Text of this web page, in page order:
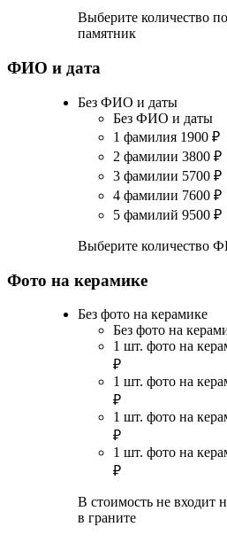
Выберите количество
памятник
ФИО и дата
Без ФИО и даты
Без ФИО и даты
1 фамилия 1900 ₽
2 фамилии 3800 ₽
3 фамилии 5700 ₽
4 фамилии 7600 ₽
5 фамилий 9500 ₽
Выберите количество
Фото на керамике
Без фото на керамике
Без фото на
1 шт. фото на
₽
1 шт. фото на
₽
1 шт. фото на
₽
1 шт. фото на
₽
В стоимость не входит
в граните